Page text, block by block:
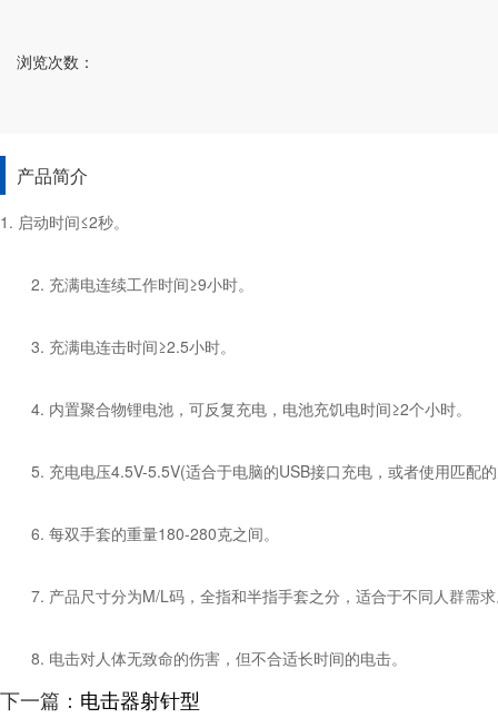
浏览次数：
产品简介
1. 启动时间≤2秒。
2. 充满电连续工作时间≥9小时。
3. 充满电连击时间≥2.5小时。
4. 内置聚合物锂电池，可反复充电，电池充饥电时间≥2个小时。
5. 充电电压4.5V-5.5V(适合于电脑的USB接口充电，或者使用匹配
6. 每双手套的重量180-280克之间。
7. 产品尺寸分为M/L码，全指和半指手套之分，适合于不同人群需
8. 电击对人体无致命的伤害，但不合适长时间的电击。
下一篇： 电击器射针型